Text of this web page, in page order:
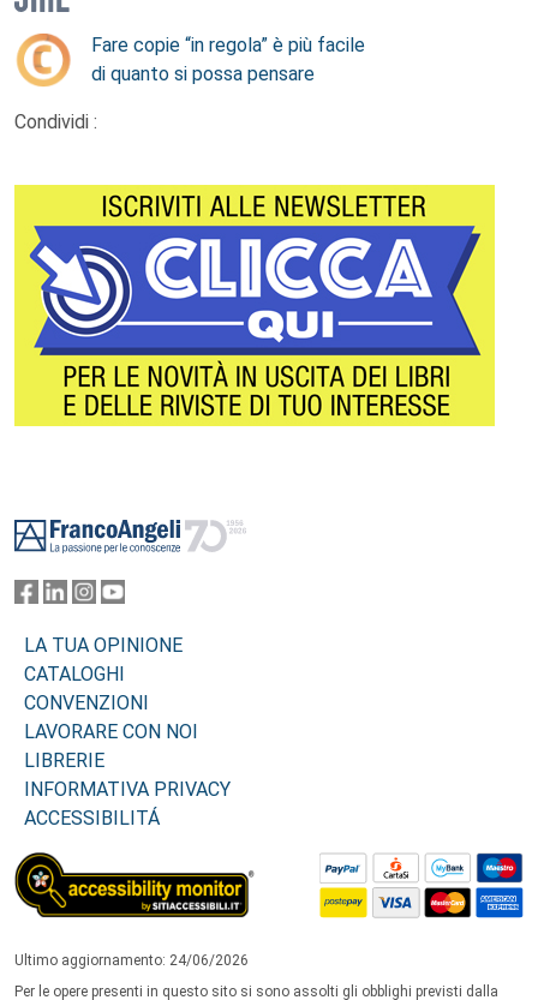
Fare copie “in regola” è più facile
di quanto si possa pensare
Condividi :
LA TUA OPINIONE
CATALOGHI
CONVENZIONI
LAVORARE CON NOI
LIBRERIE
INFORMATIVA PRIVACY
ACCESSIBILITÁ
Ultimo aggiornamento: 24/06/2026
Per le opere presenti in questo sito si sono assolti gli obblighi previsti dalla